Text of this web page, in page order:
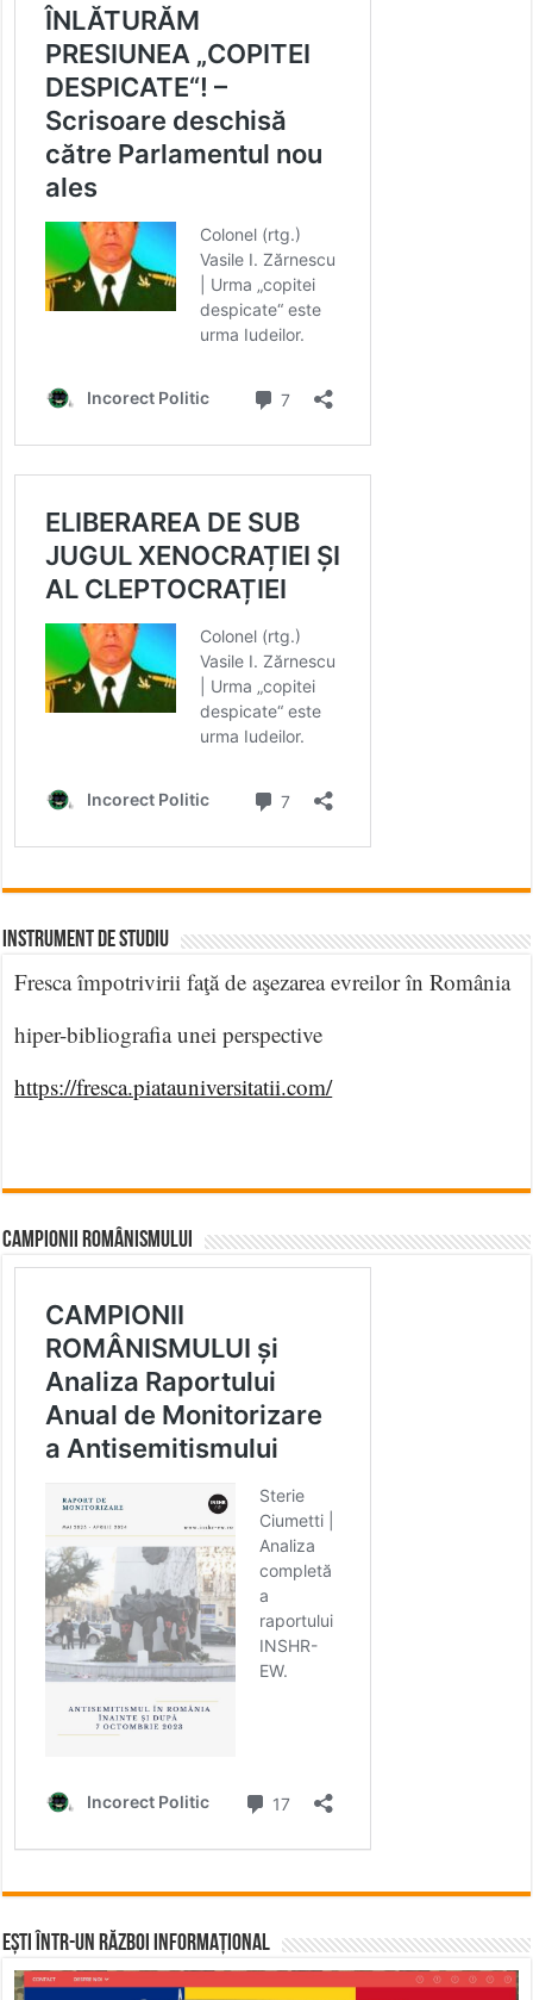
INSTRUMENT DE STUDIU
Fresca împotrivirii faţă de aşezarea evreilor în România
hiper-bibliografia unei perspective
https://fresca.piatauniversitatii.com/
CAMPIONII ROMÂNISMULUI
Ești într-un RĂZBOI INFORMAȚIONAL